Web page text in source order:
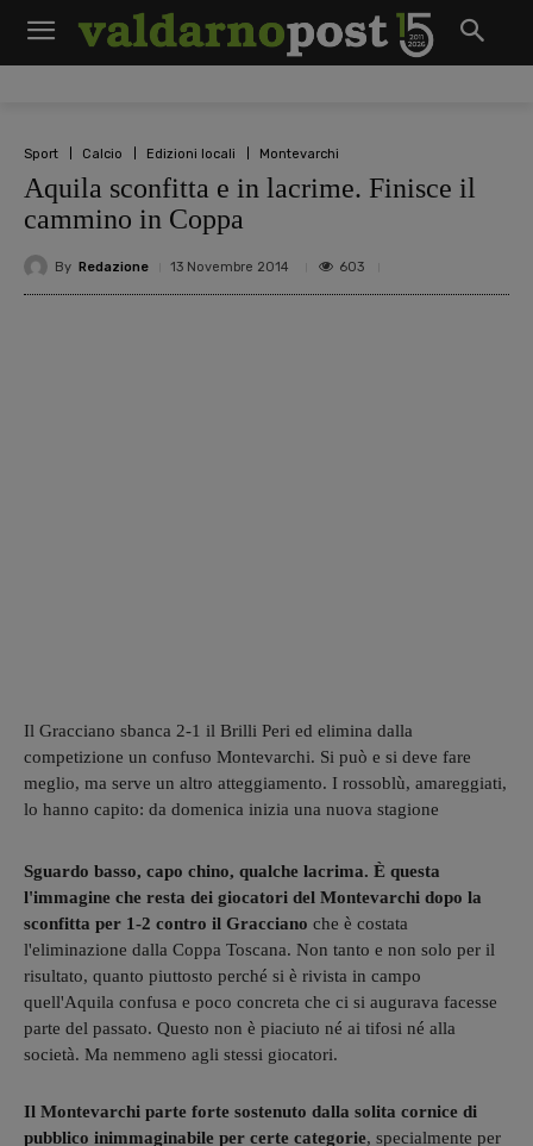
Sport Calcio Edizioni locali Montevarchi
Aquila sconfitta e in lacrime. Finisce il
cammino in Coppa
By Redazione 13 Novembre 2014 603
Il Gracciano sbanca 2-1 il Brilli Peri ed elimina dalla
competizione un confuso Montevarchi. Si può e si deve fare
meglio, ma serve un altro atteggiamento. I rossoblù, amareggiati,
lo hanno capito: da domenica inizia una nuova stagione
Sguardo basso, capo chino, qualche lacrima. È questa
l'immagine che resta dei giocatori del Montevarchi dopo la
sconfitta per 1-2 contro il Gracciano che è costata
l'eliminazione dalla Coppa Toscana. Non tanto e non solo per il
risultato, quanto piuttosto perché si è rivista in campo
quell'Aquila confusa e poco concreta che ci si augurava facesse
parte del passato. Questo non è piaciuto né ai tifosi né alla
società. Ma nemmeno agli stessi giocatori.
Il Montevarchi parte forte sostenuto dalla solita cornice di
pubblico inimmaginabile per certe categorie, specialmente per